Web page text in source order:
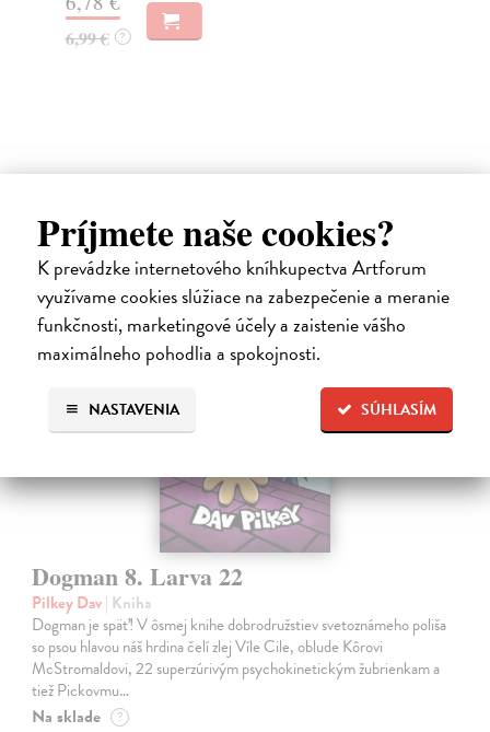
Príjmete naše cookies?
K prevádzke internetového kníhkupectva Artforum
využívame cookies slúžiace na zabezpečenie a meranie
funkčnosti, marketingové účely a zaistenie vášho
maximálneho pohodlia a spokojnosti.
SÚHLASÍM
NASTAVENIA
6,99 € ?
od 7 do 9 rokov
Dogman 8. Larva 22
Pilkey Dav| Kniha
Dogman je späť! V ôsmej knihe dobrodružstiev svetoznámeho poliša
so psou hlavou náš hrdina čelí zlej Víle Cile, oblude Kôrovi
McStromaldovi, 22 superzúrivým psychokinetickým žubrienkam a
tiež Pickovmu…
Na sklade ?